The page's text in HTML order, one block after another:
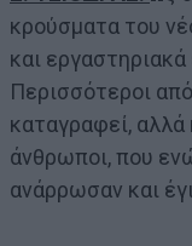
κρούσματα του
και
Περισσότεροι
καταγραφεί, αλλά
άνθρωποι, που
ανάρρωσαν και